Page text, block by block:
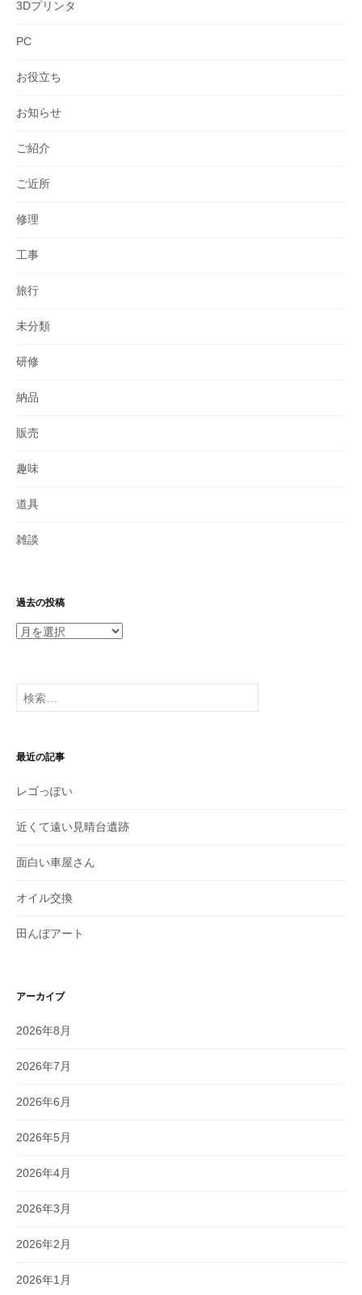
3Dプリンタ
PC
お役立ち
お知らせ
ご紹介
ご近所
修理
工事
旅行
未分類
研修
納品
販売
趣味
道具
雑談
過去の投稿
過
投
稿
検
索:
最近の記事
レゴっぽい
近くて遠い見晴台遺跡
面白い車屋さん
オイル交換
田んぼアート
アーカイブ
2026年8月
2026年7月
2026年6月
2026年5月
2026年4月
2026年3月
2026年2月
2026年1月